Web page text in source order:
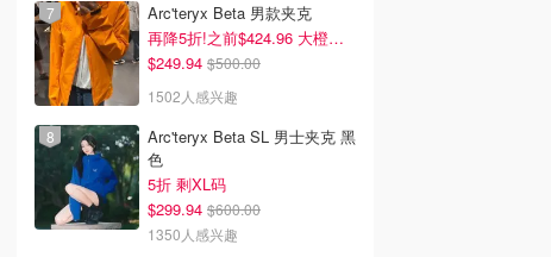
Arc'teryx Beta 男款夹克
再降5折!之前$424.96 大橙子好显白 蹲补
$249.94 $500.00
1502人感兴趣
Arc'teryx Beta SL 男士夹克 黑
色
5折 剩XL码
$299.94 $600.00
1350人感兴趣